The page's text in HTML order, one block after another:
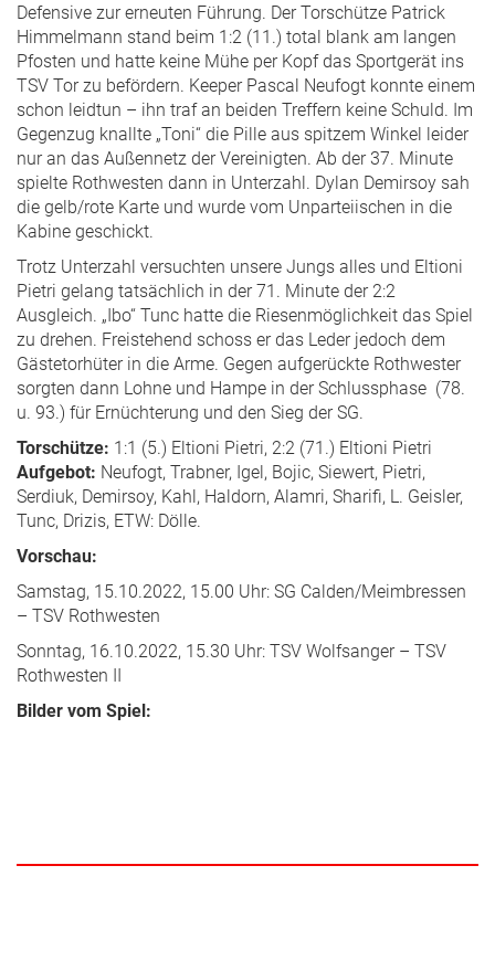
Defensive zur erneuten Führung. Der Torschütze Patrick
Himmelmann stand beim 1:2 (11.) total blank am langen
Pfosten und hatte keine Mühe per Kopf das Sportgerät ins
TSV Tor zu befördern. Keeper Pascal Neufogt konnte einem
schon leidtun – ihn traf an beiden Treffern keine Schuld. Im
Gegenzug knallte „Toni“ die Pille aus spitzem Winkel leider
nur an das Außennetz der Vereinigten. Ab der 37. Minute
spielte Rothwesten dann in Unterzahl. Dylan Demirsoy sah
die gelb/rote Karte und wurde vom Unparteiischen in die
Kabine geschickt.
Trotz Unterzahl versuchten unsere Jungs alles und Eltioni
Pietri gelang tatsächlich in der 71. Minute der 2:2
Ausgleich. „Ibo“ Tunc hatte die Riesenmöglichkeit das Spiel
zu drehen. Freistehend schoss er das Leder jedoch dem
Gästetorhüter in die Arme. Gegen aufgerückte Rothwester
sorgten dann Lohne und Hampe in der Schlussphase (78.
u. 93.) für Ernüchterung und den Sieg der SG.
Torschütze: 1:1 (5.) Eltioni Pietri, 2:2 (71.) Eltioni Pietri
Aufgebot: Neufogt, Trabner, Igel, Bojic, Siewert, Pietri,
Serdiuk, Demirsoy, Kahl, Haldorn, Alamri, Sharifi, L. Geisler,
Tunc, Drizis, ETW: Dölle.
Vorschau:
Samstag, 15.10.2022, 15.00 Uhr: SG Calden/Meimbressen
– TSV Rothwesten
Sonntag, 16.10.2022, 15.30 Uhr: TSV Wolfsanger – TSV
Rothwesten II
Bilder vom Spiel: